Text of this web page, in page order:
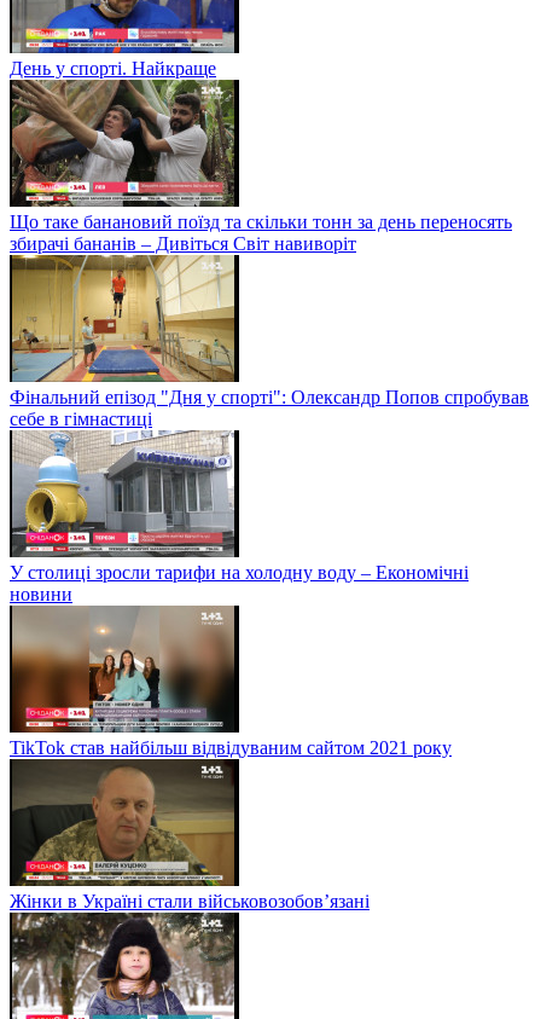
День у спорті. Найкраще
Що таке банановий поїзд та скільки тонн за день переносять
збирачі бананів – Дивіться Світ навиворіт
Фінальний епізод "Дня у спорті": Олександр Попов спробував
себе в гімнастиці
У столиці зросли тарифи на холодну воду – Економічні
новини
TikTok став найбільш відвідуваним сайтом 2021 року
Жінки в Україні стали військовозобов’язані